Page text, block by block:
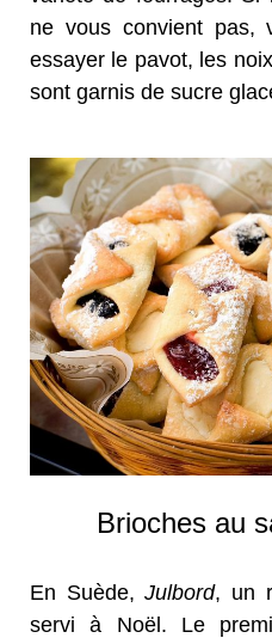
ne vous convient pas,
essayer le pavot, les
sont garnis de sucre
Brioches au
En Suède,Julbord, un
servi à Noël. Le